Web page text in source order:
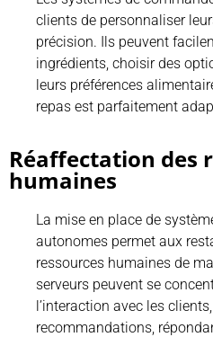
clients de personnaliser
précision. Ils peuvent
ingrédients, choisir des
leurs préférences
repas est parfaitement
Réaffectation des
humaines
La mise en place de
autonomes permet aux
ressources humaines de
serveurs peuvent se
l’interaction avec les
recommandations,